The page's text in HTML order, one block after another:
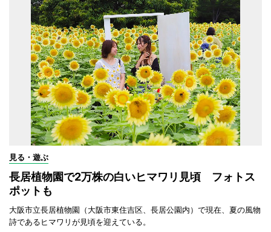
見る・遊ぶ
長居植物園で2万株の白いヒマワリ見頃 フォトス
ポットも
大阪市立長居植物園（大阪市東住吉区、長居公園内）で現在、夏の風物
詩であるヒマワリが見頃を迎えている。